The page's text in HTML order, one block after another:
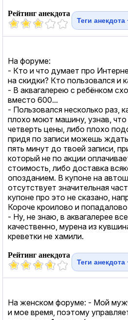
Рейтинг анекдота
Теги анекдота
На форуме:
- Кто и что думает про
на скидки? Кто пользовался и
- В аквагалерею с ребёнком
вместо 600...
- Пользовался несколько раз,
плохо моют машину, узнав,
четверть цены, либо плохо
придя по записи можешь
пять минут до твоей записи,
который не по акции
стоимость, либо доставка
опозданием. В купоне на
отсутствует значительная
купоне про это не сказано,
Короче кроилово и
- Ну, не знаю, в аквагалерее
качественно, мурена из
креветки не хамили.
Рейтинг анекдота
Теги анекдота
На женском форуме: - Мой
и мое время, поэтому